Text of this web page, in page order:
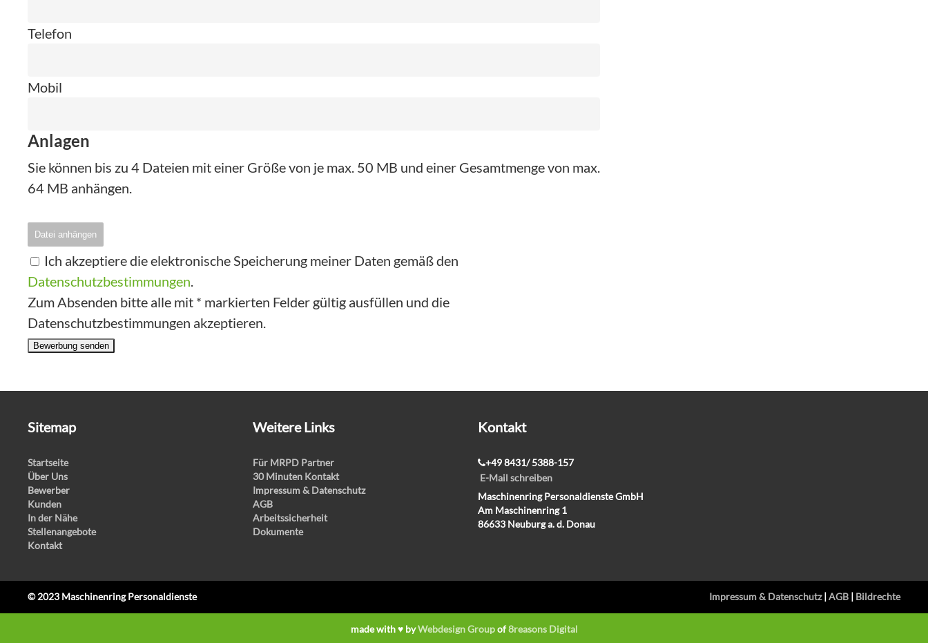
Telefon
Mobil
Anlagen
Sie können bis zu 4 Dateien mit einer Größe von je max. 50 MB und einer Gesamtmenge von max.
64 MB anhängen.
Datei anhängen
Ich akzeptiere die elektronische Speicherung meiner Daten gemäß den
Datenschutzbestimmungen.
Zum Absenden bitte alle mit * markierten Felder gültig ausfüllen und die
Datenschutzbestimmungen akzeptieren.
Bewerbung senden
Sitemap
Startseite
Über Uns
Bewerber
Kunden
In der Nähe
Stellenangebote
Kontakt
Weitere Links
Für MRPD Partner
30 Minuten Kontakt
Impressum & Datenschutz
AGB
Arbeitssicherheit
Dokumente
Kontakt
+49 8431/ 5388-157
E-Mail schreiben
Maschinenring Personaldienste GmbH
Am Maschinenring 1
86633 Neuburg a. d. Donau
© 2023 Maschinenring Personaldienste Impressum & Datenschutz| AGB| Bildrechte
made with ♥ byWebdesign Groupof8reasons Digital